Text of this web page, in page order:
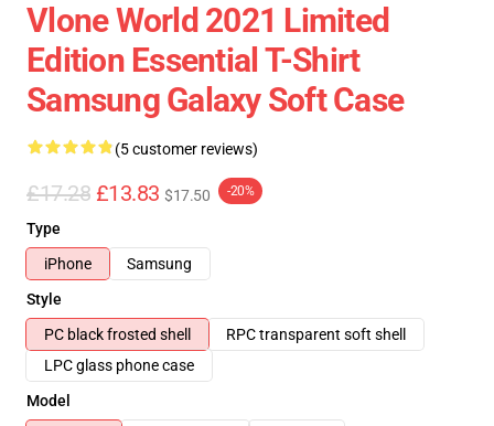
Vlone World 2021 Limited
Edition Essential T-Shirt
Samsung Galaxy Soft Case
(5 customer reviews)
£17.28 £13.83 $17.50 -20%
Type
iPhone
Samsung
Style
PC black frosted shell
RPC transparent soft shell
LPC glass phone case
Model